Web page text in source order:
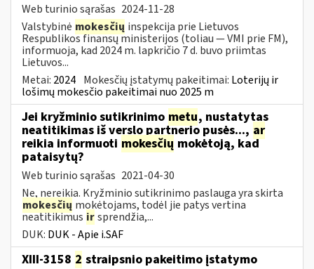
Web turinio sąrašas 2024-11-28
Valstybinė mokesčių inspekcija prie Lietuvos
Respublikos finansų ministerijos (toliau — VMI prie FM),
informuoja, kad 2024 m. lapkričio 7 d. buvo priimtas
Lietuvos...
Metai: 2024 Mokesčių įstatymų pakeitimai: Loterijų ir
lošimų mokesčio pakeitimai nuo 2025 m
Jei kryžminio sutikrinimo metu, nustatytas
neatitikimas iš verslo partnerio pusės..., ar
reikia informuoti mokesčių mokėtoją, kad
pataisytų?
Web turinio sąrašas 2021-04-30
Ne, nereikia. Kryžminio sutikrinimo paslauga yra skirta
mokesčių mokėtojams, todėl jie patys vertina
neatitikimus irsprendžia,...
DUK: DUK - Apie i.SAF
XIII-3158 2 straipsnio pakeitimo įstatymo